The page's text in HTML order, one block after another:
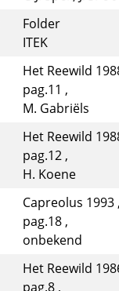
Folder
ITEK
Het Reewild
pag.11 ,
M. Gabriëls
Het Reewild
pag.12 ,
H. Koene
Capreolus 1993
pag.18 ,
onbekend
Het Reewild
pag.8 ,